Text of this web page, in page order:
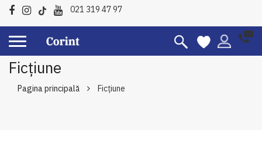
021 319 47 97
Ficțiune
Pagina principală Ficțiune